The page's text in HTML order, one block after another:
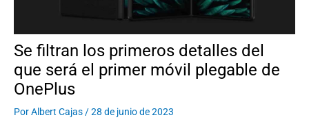
Se filtran los primeros detalles del
que será el primer móvil plegable de
OnePlus
PorAlbert Cajas /28 de junio de 2023